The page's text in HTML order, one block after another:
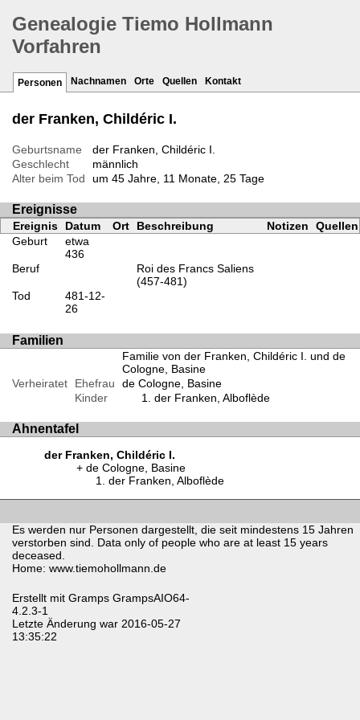
Genealogie Tiemo Hollmann
Vorfahren
Personen Nachnamen Orte Quellen Kontakt
der Franken, Childéric I.
Geburtsname
der Franken, Childéric I.
Geschlecht
männlich
Alter beim Tod
um 45 Jahre, 11 Monate, 25 Tage
Ereignisse
Ereignis Datum Ort Beschreibung Notizen
Quellen
Geburt
etwa
436
Beruf
Roi des Francs Saliens
(457-481)
Tod
481-12-
26
Familien
Familie von der Franken, Childéric I. und de
Cologne, Basine
Verheiratet
Ehefrau
de Cologne, Basine
Kinder
der Franken, Alboflède
Ahnentafel
der Franken, Childéric I.
de Cologne, Basine
der Franken, Alboflède
Es werden nur Personen dargestellt, die seit mindestens 15 Jahren
verstorben sind. Data only of people who are at least 15 years
deceased.
Home: www.tiemohollmann.de
Erstellt mit Gramps GrampsAIO64-
4.2.3-1
Letzte Änderung war 2016-05-27
13:35:22